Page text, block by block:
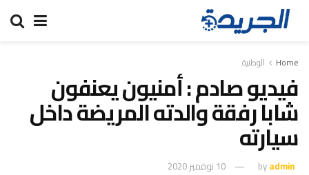
Home الوطنية
فيديو صادم : أمنيون يعنفون
شابا رفقة والدته المريضة داخل
سيارته
byadmin 10 نوفمبر 2020